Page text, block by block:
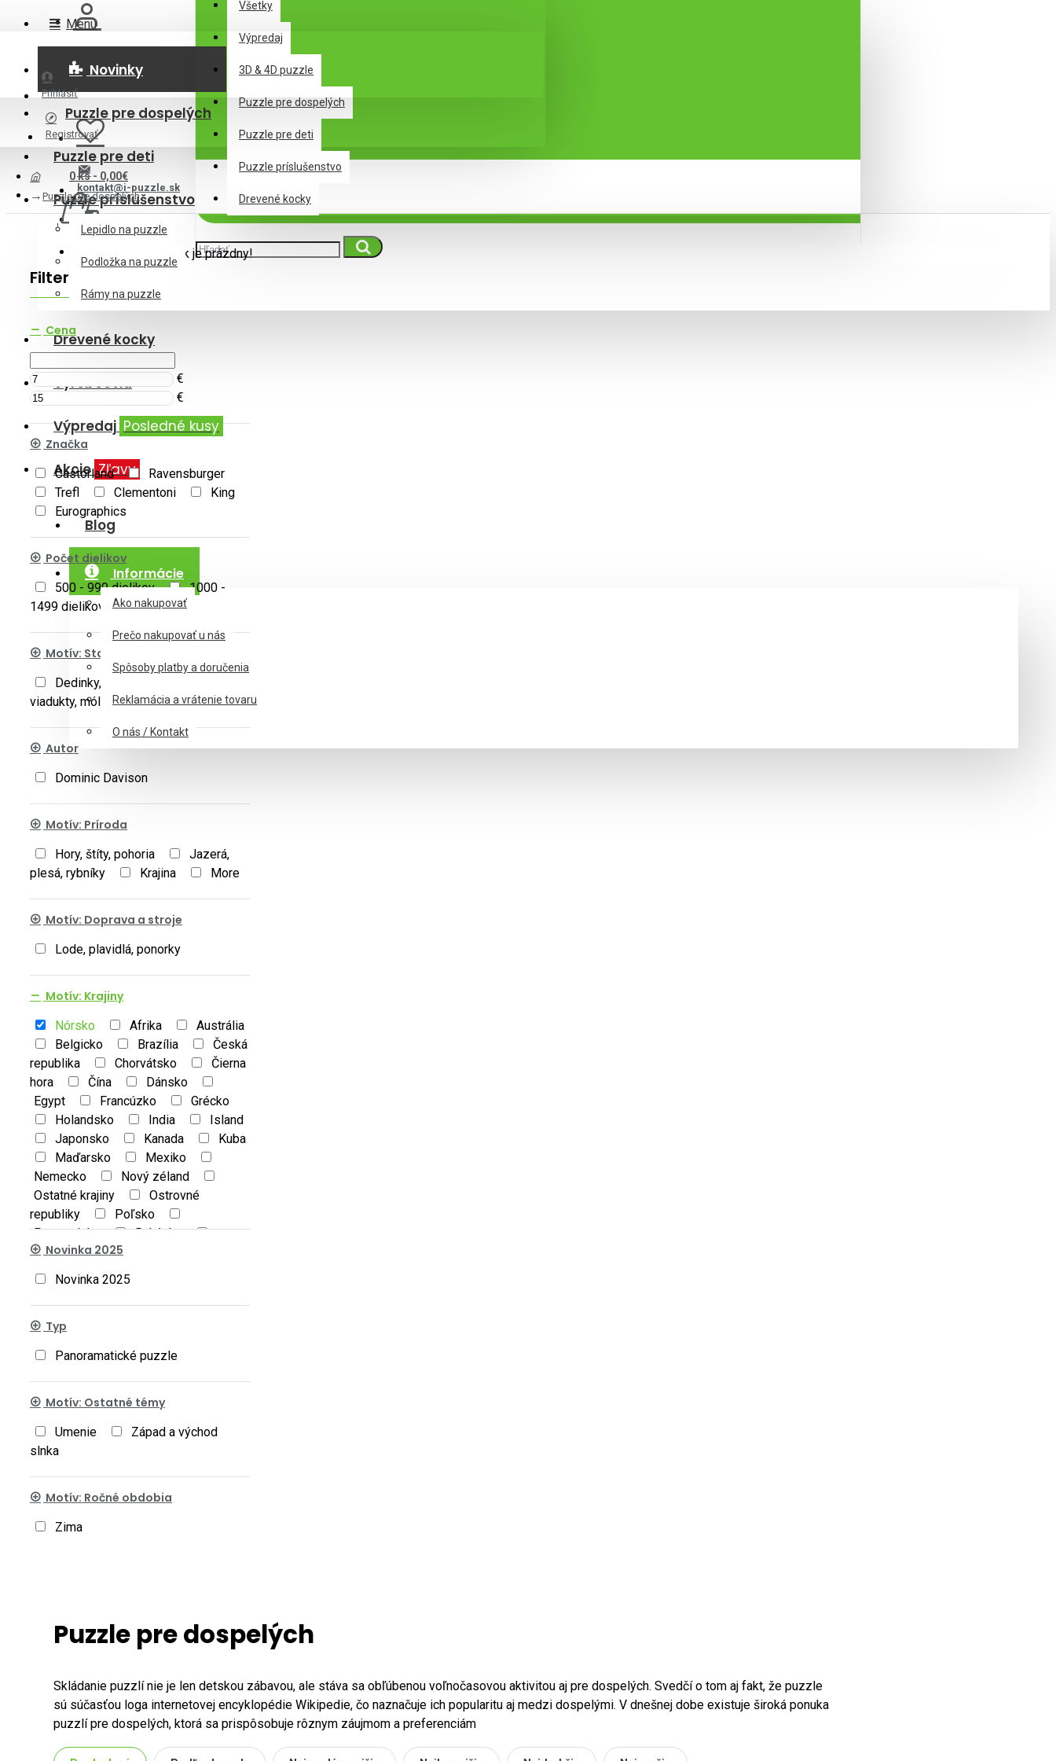
kontakt@i-puzzle.sk
Všetky
Výpredaj
3D & 4D puzzle
Puzzle pre dospelých
Puzzle pre deti
Puzzle príslušenstvo
Drevené kocky
0 ks - 0,00€
Váš nákupný košík je prázdny!
Menu
Novinky
Puzzle pre dospelých
Puzzle pre deti
Puzzle príslušenstvo
Lepidlo na puzzle
Podložka na puzzle
Rámy na puzzle
Drevené kocky
Výrobcovia
Výpredaj Posledné kusy
Akcie Zľavy
Blog
Informácie
Ako nakupovať
Prečo nakupovať u nás
Spôsoby platby a doručenia
Reklamácia a vrátenie tovaru
O nás / Kontakt
Prihlásiť
Registrovať
Puzzle pre dospelých
Filter
Cena
€
€
Značka
Castorland
Ravensburger
Trefl
Clementoni
King
Eurographics
Počet dielikov
500 - 999 dielikov
1000 -
1499 dielikov
Motív: Stavby
Dedinky, mestečká
viadukty, móla
Prístavy, lodenice
Autor
Dominic Davison
Motív: Príroda
Hory, štíty, pohoria
Jazerá,
plesá, rybníky
Krajina More
Motív: Doprava a stroje
Lode, plavidlá, ponorky
Motív: Krajiny
Nórsko Afrika
Austrália
Belgicko
Brazília
Česká
republika
Chorvátsko
Čierna
hora
Čína
Dánsko
Egypt
Francúzko
Grécko
Holandsko
India
Island
Japonsko
Kanada
Kuba
Maďarsko
Mexiko
Nemecko
Nový zéland
Ostatné krajiny
Ostrovné
republiky
Poľsko
Portugalsko
Rakúsko
Rumunsko
Slovensko
Španielsko
Švajčiarsko
Švédsko
Taliansko
Británia
Novinka 2025
Novinka 2025
Typ
Panoramatické puzzle
Motív: Ostatné témy
Umenie
Západ a východ
slnka
Motív: Ročné obdobia
Zima
Puzzle pre dospelých
Skládanie puzzlí nie je len detskou zábavou, ale stáva sa obľúbenou voľnočasovou aktivitou aj pre dospelých. Svedčí o tom aj fakt, že puzzle
sú súčasťou loga internetovej encyklopédie Wikipedie, čo naznačuje ich popularitu aj medzi dospelými. V dnešnej dobe existuje široká ponuka
puzzlí pre dospelých, ktorá sa prispôsobuje rôznym záujmom a preferenciám